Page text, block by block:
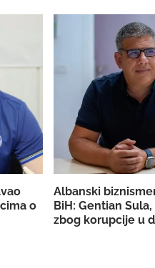
o
Albanski
BiH: Gentian
zbog korupcije u